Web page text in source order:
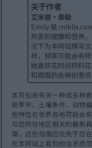
关于作者
艾米丽·泰勒
Emily 是
热衷的健康和营养
况下为本网站撰写
样，频率可能会有
她喜欢花时间照料
和周围的各种创意项
本页包含有关一种或多种
获季节、土壤条件、动物
些特性在世界各地可能会
与您所在地区相关的最新
南，这些指南应优先于您
在本网站上看到的信息而